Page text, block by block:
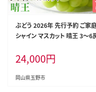
ぶどう 2026年 先行予約 ご家
シャイン マスカット 晴王 3～6
ルーツ 果物 太陽 美しい 外観
高糖度 種なし 皮ごと 弾力 食感
味しい
24,000円
岡山県玉野市